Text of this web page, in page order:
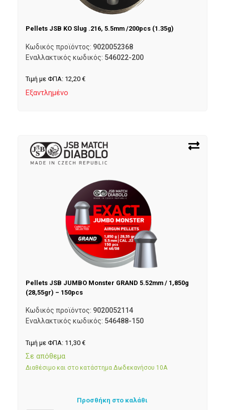
Pellets JSB KO Slug .216, 5.5mm /200pcs (1.35g)
Κωδικός προϊόντος: 9020052368
Εναλλακτικός κωδικός: 546022-200
Τιμή με ΦΠΑ: 12,20 €
Εξαντλημένο
Pellets JSB JUMBO Monster GRAND 5.52mm / 1,850g
(28,55gr) – 150pcs
Κωδικός προϊόντος: 9020052114
Εναλλακτικός κωδικός: 546488-150
Τιμή με ΦΠΑ: 11,30 €
Σε απόθεμα
Διαθέσιμο και στο κατάστημα Δωδεκανήσου 10Α
Προσθήκη στο καλάθι